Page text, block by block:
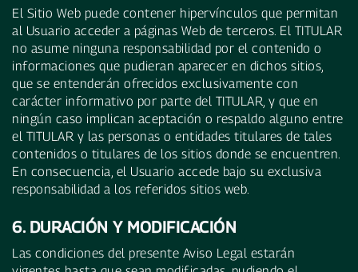
El Sitio Web puede contener hipervínculos que permitan
al Usuario acceder a páginas Web de terceros. El TITULAR
no asume ninguna responsabilidad por el contenido o
informaciones que pudieran aparecer en dichos sitios,
que se entenderán ofrecidos exclusivamente con
carácter informativo por parte del TITULAR, y que en
ningún caso implican aceptación o respaldo alguno entre
el TITULAR y las personas o entidades titulares de tales
contenidos o titulares de los sitios donde se encuentren.
En consecuencia, el Usuario accede bajo su exclusiva
responsabilidad a los referidos sitios web.
6. DURACIÓN Y MODIFICACIÓN
Las condiciones del presente Aviso Legal estarán